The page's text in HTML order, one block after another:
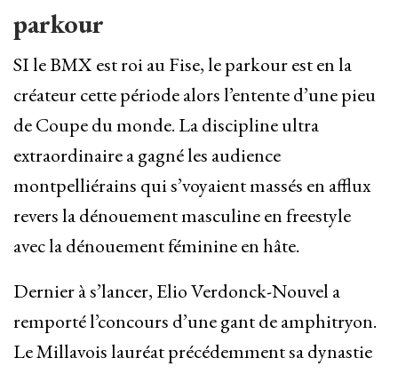
parkour
SI le BMX est roi au Fise, le parkour est en la
créateur cette période alors l’entente d’une pieu
de Coupe du monde. La discipline ultra
extraordinaire a gagné les audience
montpelliérains qui s’voyaient massés en afflux
revers la dénouement masculine en freestyle
avec la dénouement féminine en hâte.
Dernier à s’lancer, Elio Verdonck-Nouvel a
remporté l’concours d’une gant de amphitryon.
Le Millavois lauréat précédemment sa dynastie